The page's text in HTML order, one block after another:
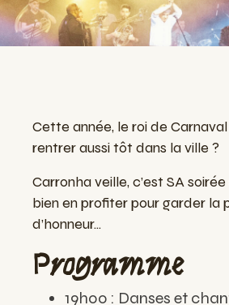
Cette année, le roi de
rentrer aussi tôt dans la ville ?
Carronha veille, c’est SA
bien en profiter pour garder la
d’honneur...
Programme
19h00 : Danses et